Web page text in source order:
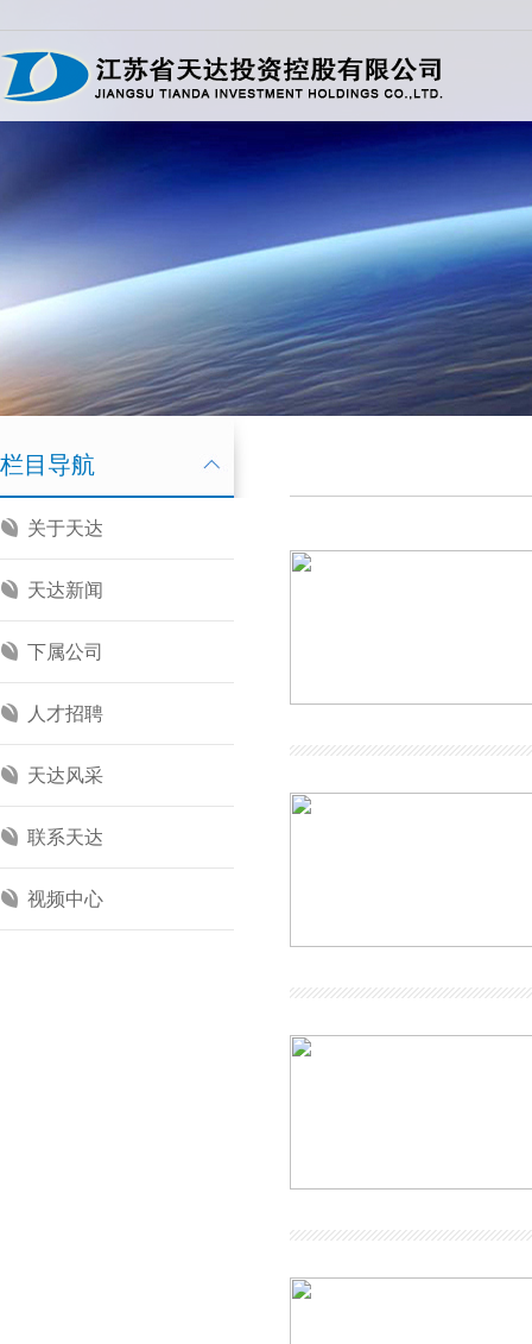
栏目导航
关于天达
天达新闻
下属公司
人才招聘
天达风采
联系天达
视频中心